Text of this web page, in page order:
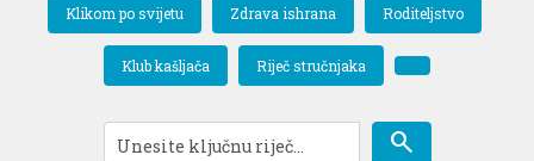
Klikom po svijetu Zdrava ishrana Roditeljstvo
Klub kašljača Riječ stručnjaka
search